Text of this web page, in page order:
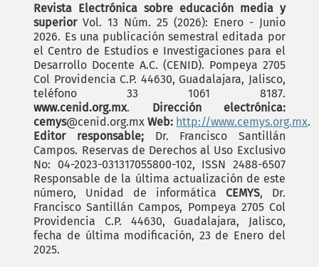
Revista Electrónica sobre educación media y
superiorVol. 13 Núm. 25 (2026): Enero - Junio
2026. Es una publicación semestral editada por
el Centro de Estudios e Investigaciones para el
Desarrollo Docente A.C. (CENID). Pompeya 2705
Col Providencia C.P. 44630, Guadalajara, Jalisco,
teléfono 33 1061 8187.
www.cenid.org.mx. Dirección electrónica:
cemys@cenid.org.mxWeb: http://www.cemys.org.mx.
Editor responsable;Dr. Francisco Santillán
Campos. Reservas de Derechos al Uso Exclusivo
No: 04-2023-031317055800-102, ISSN 2488-6507
Responsable de la última actualización de este
número, Unidad de informática CEMYS, Dr.
Francisco Santillán Campos, Pompeya 2705 Col
Providencia C.P. 44630, Guadalajara, Jalisco,
fecha de última modificación, 23 de Enero del
2025.